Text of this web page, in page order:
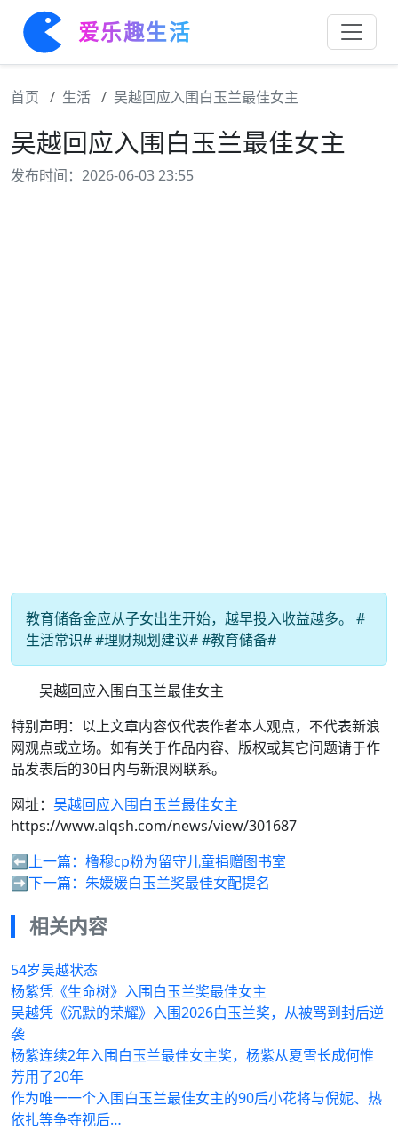
爱乐趣生活
首页 生活 吴越回应入围白玉兰最佳女主
吴越回应入围白玉兰最佳女主
发布时间：2026-06-03 23:55
教育储备金应从子女出生开始，越早投入收益越多。 #
生活常识# #理财规划建议# #教育储备#
吴越回应入围白玉兰最佳女主
特别声明：以上文章内容仅代表作者本人观点，不代表新浪
网观点或立场。如有关于作品内容、版权或其它问题请于作
品发表后的30日内与新浪网联系。
网址： 吴越回应入围白玉兰最佳女主
https://www.alqsh.com/news/view/301687
⬅️上一篇： 橹穆cp粉为留守儿童捐赠图书室
➡️下一篇： 朱媛媛白玉兰奖最佳女配提名
相关内容
54岁吴越状态
杨紫凭《生命树》入围白玉兰奖最佳女主
吴越凭《沉默的荣耀》入围2026白玉兰奖，从被骂到封后逆
袭
杨紫连续2年入围白玉兰最佳女主奖，杨紫从夏雪长成何惟
芳用了20年
作为唯一一个入围白玉兰最佳女主的90后小花将与倪妮、热
依扎等争夺视后…